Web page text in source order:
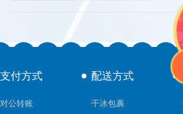
支付方式
对公转账
配送方式
干冰包裹